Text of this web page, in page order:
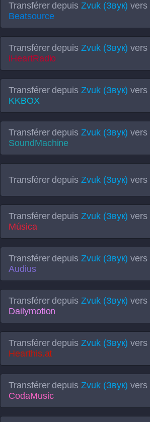
Transférer depuisZvuk (Звук) vers
Beatsource
Transférer depuisZvuk (Звук) vers
iHeartRadio
Transférer depuisZvuk (Звук) vers
KKBOX
Transférer depuisZvuk (Звук) vers
SoundMachine
Transférer depuisZvuk (Звук) vers
Transférer depuisZvuk (Звук) vers
Música
Transférer depuisZvuk (Звук) vers
Audius
Transférer depuisZvuk (Звук) vers
Dailymotion
Transférer depuisZvuk (Звук) vers
Hearthis.at
Transférer depuisZvuk (Звук) vers
CodaMusic